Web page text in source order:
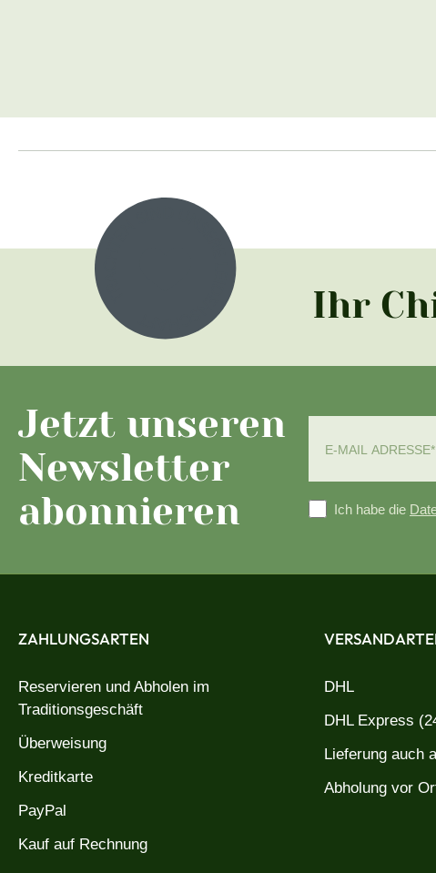
Ihr
Jetzt unseren
Newsletter
abonnieren
Ich habe die
ZAHLUNGSARTEN
Reservieren und Abholen im
Traditionsgeschäft
Überweisung
Kreditkarte
PayPal
Kauf auf Rechnung
DHL
DHL Express
Lieferung auch
Abholung vor